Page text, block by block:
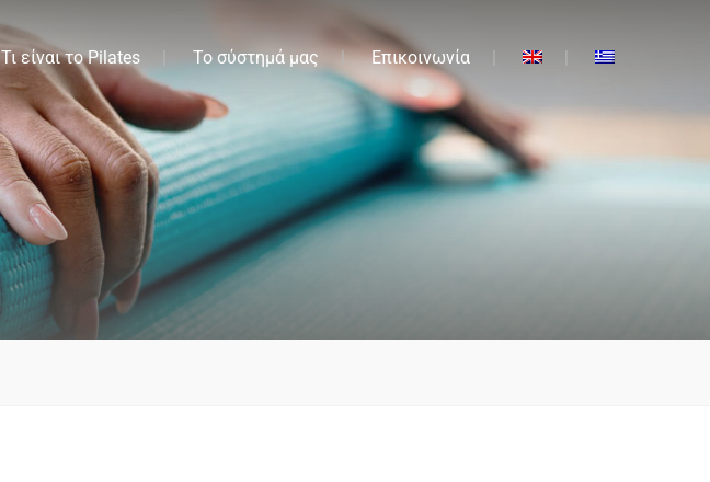
Τι είναι το Pilates Το σύστημά μας Επικοινωνία